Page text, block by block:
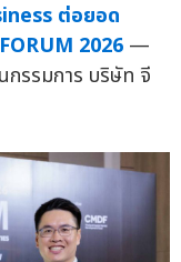
ต่อยอด
2026 —
กรรมการ บริษัท จี